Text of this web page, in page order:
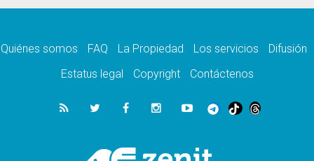
10.08.2026
10.08.2026
solos frente a la violencia de los colonos
Iglesia en Ceuta convoca a una vigilia de
oración por la paz y la estabilidad
El Papa: Detengan la espiral de violencia y
den cabida a la diplomacia
Quiénes somos FAQ La Propiedad Los servicios
Difusión
Estatus legal
Copyright Contáctenos